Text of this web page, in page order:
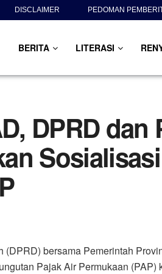
DISCLAIMER PEDOMAN
BERITA LITERASI
DPRD dan
Sosialisasi
bersama Pemerintah
Pajak Air Permukaan (PAP)